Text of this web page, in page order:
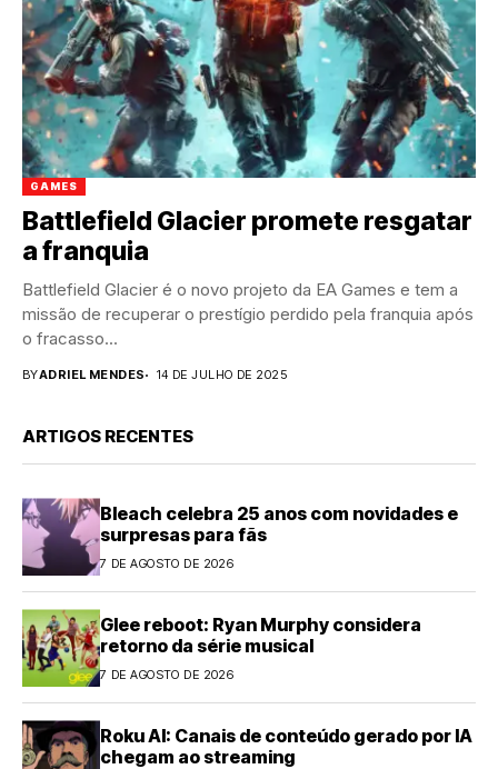
GAMES
Battlefield Glacier promete resgatar
a franquia
Battlefield Glacier é o novo projeto da EA Games e tem a
missão de recuperar o prestígio perdido pela franquia após
o fracasso...
BYADRIEL MENDES 14 DE JULHO DE 2025
ARTIGOS RECENTES
Bleach celebra 25 anos com novidades e
surpresas para fãs
7 DE AGOSTO DE 2026
Glee reboot: Ryan Murphy considera
retorno da série musical
7 DE AGOSTO DE 2026
Roku AI: Canais de conteúdo gerado por IA
chegam ao streaming